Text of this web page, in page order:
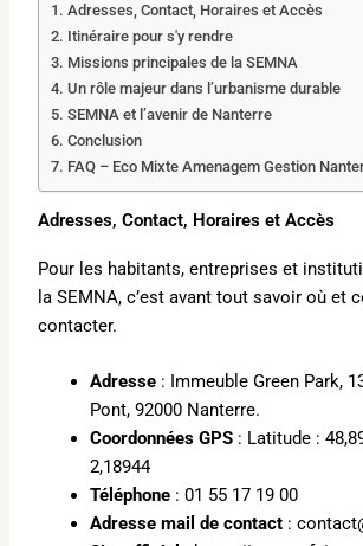
Adresses, Contact, Horaires et Accès
Itinéraire pour s'y rendre
Missions principales de la SEMNA
Un rôle majeur dans l’urbanisme durable
SEMNA et l’avenir de Nanterre
Conclusion
FAQ – Eco Mixte Amenagem Gestion
Adresses, Contact, Horaires et Accès
Pour les habitants, entreprises et
la SEMNA, c’est avant tout savoir où et
contacter.
Adresse : Immeuble Green Park,
Pont, 92000 Nanterre.
Coordonnées GPS : Latitude :
2,18944
Téléphone : 01 55 17 19 00
Adresse mail de contact :